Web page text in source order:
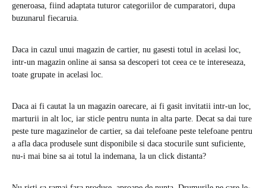
generoasa, fiind adaptata tuturor categoriilor de cumparatori, dupa
buzunarul fiecaruia.
Daca in cazul unui magazin de cartier, nu gasesti totul in acelasi loc,
intr-un magazin online ai sansa sa descoperi tot ceea ce te intereseaza,
toate grupate in acelasi loc.
Daca ai fi cautat la un magazin oarecare, ai fi gasit invitatii intr-un loc,
marturii in alt loc, iar sticle pentru nunta in alta parte. Decat sa dai ture
peste ture magazinelor de cartier, sa dai telefoane peste telefoane pentru
a afla daca produsele sunt disponibile si daca stocurile sunt suficiente,
nu-i mai bine sa ai totul la indemana, la un click distanta?